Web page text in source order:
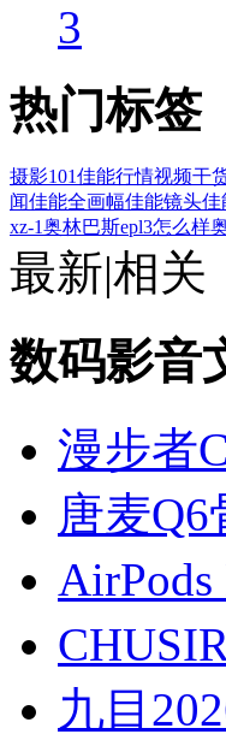
3
热门标签
摄影101佳能行情视频干
闻佳能全画幅佳能镜头佳
xz-1奥林巴斯epl3怎么样
最新|相关
数码影音
漫步者
唐麦
九目